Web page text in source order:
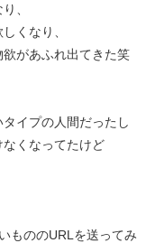
、
くなり、
があふれ出てきた笑
イプの人間だったし
くなってたけど
もののURLを送ってみ